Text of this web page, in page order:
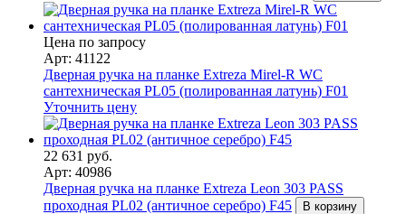
Цена по запросу
Арт: 41122
Дверная ручка на планке Extreza Mirel-R WC
сантехническая PL05 (полированная латунь) F01
Уточнить цену
22 631 руб.
Арт: 40986
Дверная ручка на планке Extreza Leon 303 PASS
проходная PL02 (античное серебро) F45
В корзину